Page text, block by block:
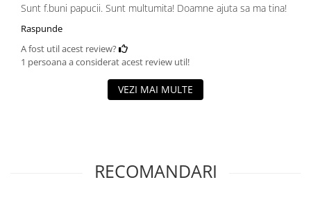
Sunt f.buni papucii. Sunt multumita! Doamne ajuta sa ma tina!
Raspunde
A fost util acest review?
1 persoana a considerat acest review util!
VEZI MAI MULTE
RECOMANDARI